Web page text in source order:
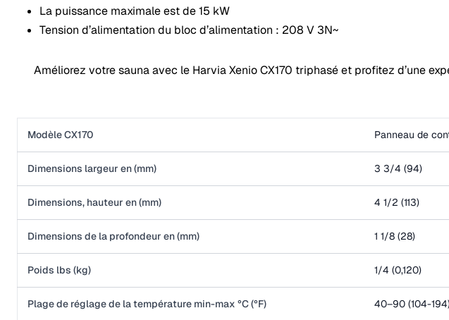
La puissance maximale est de 15 kW
Tension d’alimentation du bloc d’alimentation : 208 V 3N~
Améliorez votre sauna avec le Harvia Xenio CX170 triphasé et profitez d’une
Modèle CX170 Panneau de
Dimensions largeur en (mm) 3 3/4 (94)
Dimensions, hauteur en (mm) 4 1/2 (113)
Dimensions de la profondeur en (mm) 1 1/8 (28)
Poids lbs (kg) 1/4 (0,120)
Plage de réglage de la température min-max °C (°F) 40–90 (104-